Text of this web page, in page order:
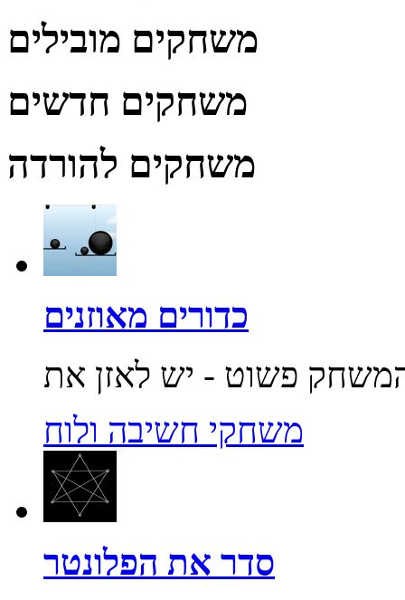
משחקים מובילים
משחקים חדשים
משחקים להורדה
כדורים מאוזנים
משחקי חשיבה ולוח
סדר את הפלונטר